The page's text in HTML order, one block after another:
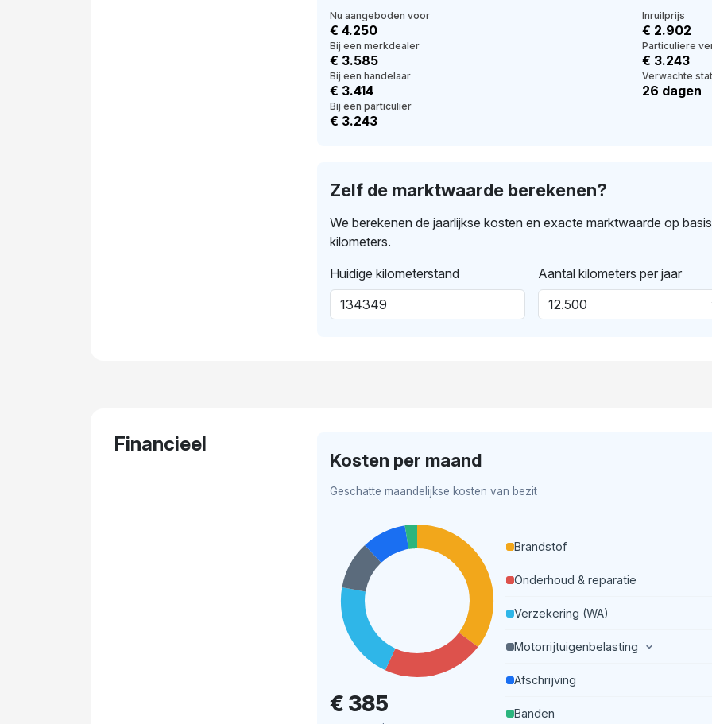
Nu aangeboden voor
€ 4.250
Bij een merkdealer
€ 3.585
Bij een handelaar
€ 3.414
Bij een particulier
€ 3.243
Inruilprijs
€ 2.902
Particuliere
€ 3.243
Verwachte
26 dagen
Zelf de marktwaarde berekenen?
We berekenen de jaarlijkse kosten en exacte marktwaarde op
kilometers.
Huidige kilometerstand
Aantal kilometers per jaar
Financieel
Kosten per maand
Geschatte maandelijkse kosten van bezit
€ 385
Brandstof
Onderhoud & reparatie
Verzekering (WA)
Motorrijtuigenbelasting
Afschrijving
Banden